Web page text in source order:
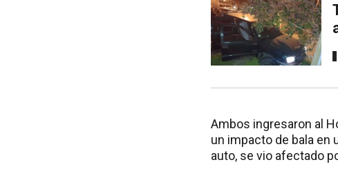
Ambos ingresaron al
un impacto de bala en
auto, se vio afectado